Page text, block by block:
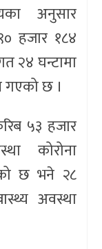
अनुसार
हजार १८४
२४ घन्टामा
गएको छ ।
५३ हजार
कोरोना
छ भने २८
अवस्था